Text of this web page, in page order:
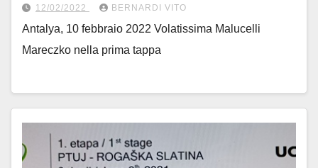
12/02/2022 BERNARDI VITO
Antalya, 10 febbraio 2022 Volatissima Malucelli
Mareczko nella prima tappa